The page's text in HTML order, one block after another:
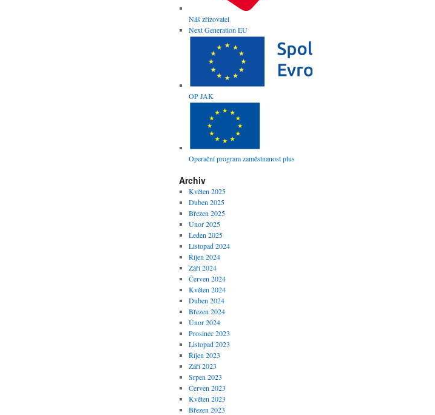
Náš zřizovatel
Next Generation EU
OP JAK
Operační program zaměstnanost plus
Archiv
Květen 2025
Duben 2025
Březen 2025
Únor 2025
Leden 2025
Listopad 2024
Říjen 2024
Září 2024
Červen 2024
Květen 2024
Duben 2024
Březen 2024
Únor 2024
Prosinec 2023
Listopad 2023
Říjen 2023
Září 2023
Srpen 2023
Červen 2023
Květen 2023
Březen 2023